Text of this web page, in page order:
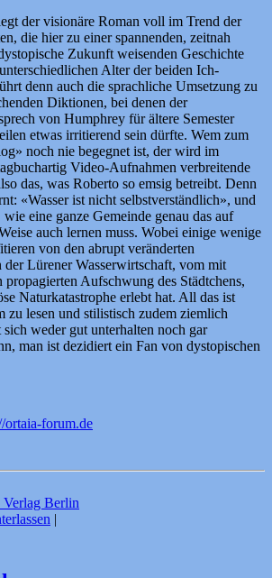
der visionäre Roman voll im Trend der
die hier zu einer spannenden, zeitnah
Zukunft weisenden Geschichte
Alter der beiden Ich-
denn auch die sprachliche Umsetzung zu
Diktionen, bei denen der
von Humphrey für ältere Semester
etwas irritierend sein dürfte. Wem zum
noch nie begegnet ist, der wird im
Video-Aufnahmen verbreitende
das, was Roberto so emsig betreibt. Denn
«Wasser ist nicht selbstverständlich», und
eine ganze Gemeinde genau das auf
auch lernen muss. Wobei einige wenige
von den abrupt veränderten
der Lürener Wasserwirtschaft, vom mit
Aufschwung des Städtchens,
Naturkatastrophe erlebt hat. All das ist
zu lesen und stilistisch zudem ziemlich
weder gut unterhalten noch gar
man ist dezidiert ein Fan von dystopischen
ortaia-forum.de
Verlag Berlin